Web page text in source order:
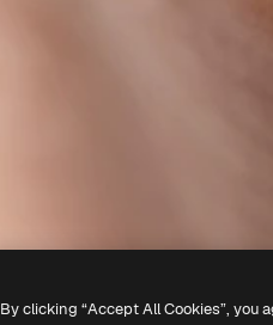
By clicking “Accept All Cookies”, you